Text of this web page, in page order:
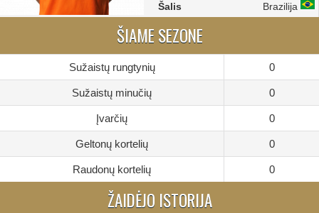
Šalis
Brazilija
ŠIAME SEZONE
Sužaistų rungtynių 0
Sužaistų minučių 0
Įvarčių 0
Geltonų kortelių 0
Raudonų kortelių 0
ŽAIDĖJO ISTORIJA